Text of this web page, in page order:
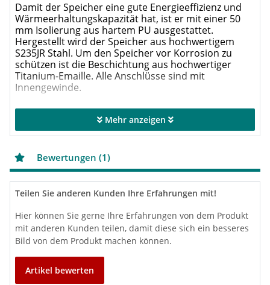
Damit der Speicher eine gute Energieeffizienz und
Wärmeerhaltungskapazität hat, ist er mit einer 50
mm Isolierung aus hartem PU ausgestattet.
Hergestellt wird der Speicher aus hochwertigem
S235JR Stahl. Um den Speicher vor Korrosion zu
schützen ist die Beschichtung aus hochwertiger
Titanium-Emaille. Alle Anschlüsse sind mit
Innengewinde.
Vorteile des Wärmepumpenspeichers
Fußbodenaufstellung
Hochleistungswärmedämmung
Korrosionsschutz durch Anode und Titanium-
Emaille
Anschluss/Anschlüsse zur Einbau einer oder
mehrere elektrischer Heizpartonen
Diameter kompensiert (Größere
Wärmetauschfläche)
Alle Anschlüsse sind mit Innengewinde ausgeführt
Einfache Montage
Mehr anzeigen
Bewertungen (1)
Teilen Sie anderen Kunden Ihre Erfahrungen mit!
Hier können Sie gerne Ihre Erfahrungen von dem Produkt
mit anderen Kunden teilen, damit diese sich ein besseres
Bild von dem Produkt machen können.
Artikel bewerten